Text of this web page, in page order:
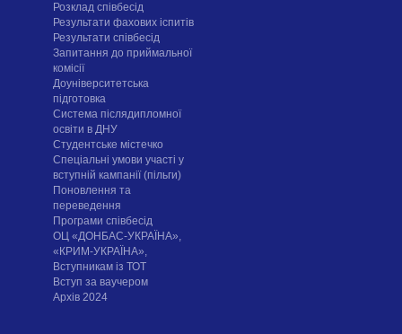
Розклад співбесід
Результати фахових іспитів
Результати співбесід
Запитання до приймальної
комісії
Доуніверситетська
підготовка
Система післядипломної
освіти в ДНУ
Cтудентське містечко
Спеціальні умови участі у
вступній кампанії (пільги)
Поновлення та
переведення
Програми співбесід
ОЦ «ДОНБАС-УКРАЇНА»,
«КРИМ-УКРАЇНА»,
Вступникам із ТОТ
Вступ за ваучером
Архів 2024